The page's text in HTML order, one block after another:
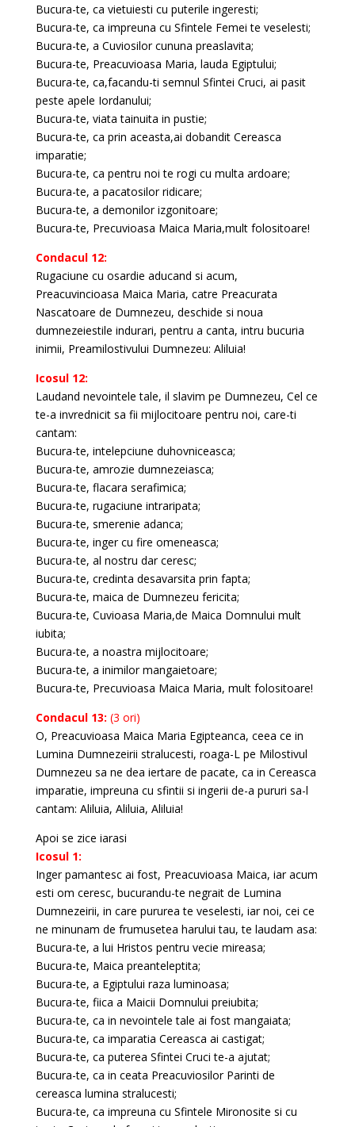
Bucura-te, ca vietuiesti cu puterile ingeresti;
Bucura-te, ca impreuna cu Sfintele Femei te veselesti;
Bucura-te, a Cuviosilor cununa preaslavita;
Bucura-te, Preacuvioasa Maria, lauda Egiptului;
Bucura-te, ca,facandu-ti semnul Sfintei Cruci, ai pasit
peste apele Iordanului;
Bucura-te, viata tainuita in pustie;
Bucura-te, ca prin aceasta,ai dobandit Cereasca
imparatie;
Bucura-te, ca pentru noi te rogi cu multa ardoare;
Bucura-te, a pacatosilor ridicare;
Bucura-te, a demonilor izgonitoare;
Bucura-te, Precuvioasa Maica Maria,mult folositoare!
Condacul 12:
Rugaciune cu osardie aducand si acum,
Preacuvincioasa Maica Maria, catre Preacurata
Nascatoare de Dumnezeu, deschide si noua
dumnezeiestile indurari, pentru a canta, intru bucuria
inimii, Preamilostivului Dumnezeu: Aliluia!
Icosul 12:
Laudand nevointele tale, il slavim pe Dumnezeu, Cel ce
te-a invrednicit sa fii mijlocitoare pentru noi, care-ti
cantam:
Bucura-te, intelepciune duhovniceasca;
Bucura-te, amrozie dumnezeiasca;
Bucura-te, flacara serafimica;
Bucura-te, rugaciune intraripata;
Bucura-te, smerenie adanca;
Bucura-te, inger cu fire omeneasca;
Bucura-te, al nostru dar ceresc;
Bucura-te, credinta desavarsita prin fapta;
Bucura-te, maica de Dumnezeu fericita;
Bucura-te, Cuvioasa Maria,de Maica Domnului mult
iubita;
Bucura-te, a noastra mijlocitoare;
Bucura-te, a inimilor mangaietoare;
Bucura-te, Precuvioasa Maica Maria, mult folositoare!
Condacul 13: (3 ori)
O, Preacuvioasa Maica Maria Egipteanca, ceea ce in
Lumina Dumnezeirii stralucesti, roaga-L pe Milostivul
Dumnezeu sa ne dea iertare de pacate, ca in Cereasca
imparatie, impreuna cu sfintii si ingerii de-a pururi sa-l
cantam: Aliluia, Aliluia, Aliluia!
Apoi se zice iarasi
Icosul 1:
Inger pamantesc ai fost, Preacuvioasa Maica, iar acum
esti om ceresc, bucurandu-te negrait de Lumina
Dumnezeirii, in care pururea te veselesti, iar noi, cei ce
ne minunam de frumusetea harului tau, te laudam asa:
Bucura-te, a lui Hristos pentru vecie mireasa;
Bucura-te, Maica preanteleptita;
Bucura-te, a Egiptului raza luminoasa;
Bucura-te, fiica a Maicii Domnului preiubita;
Bucura-te, ca in nevointele tale ai fost mangaiata;
Bucura-te, ca imparatia Cereasca ai castigat;
Bucura-te, ca puterea Sfintei Cruci te-a ajutat;
Bucura-te, ca in ceata Preacuviosilor Parinti de
cereasca lumina stralucesti;
Bucura-te, ca impreuna cu Sfintele Mironosite si cu